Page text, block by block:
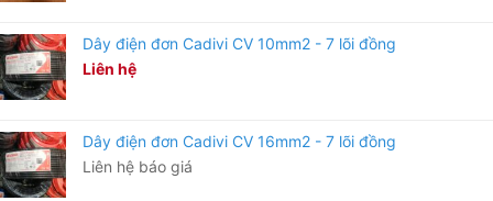
Dây điện đơn Cadivi CV 10mm2 - 7 lõi đồng
Liên hệ
Dây điện đơn Cadivi CV 16mm2 - 7 lõi đồng
Liên hệ báo giá